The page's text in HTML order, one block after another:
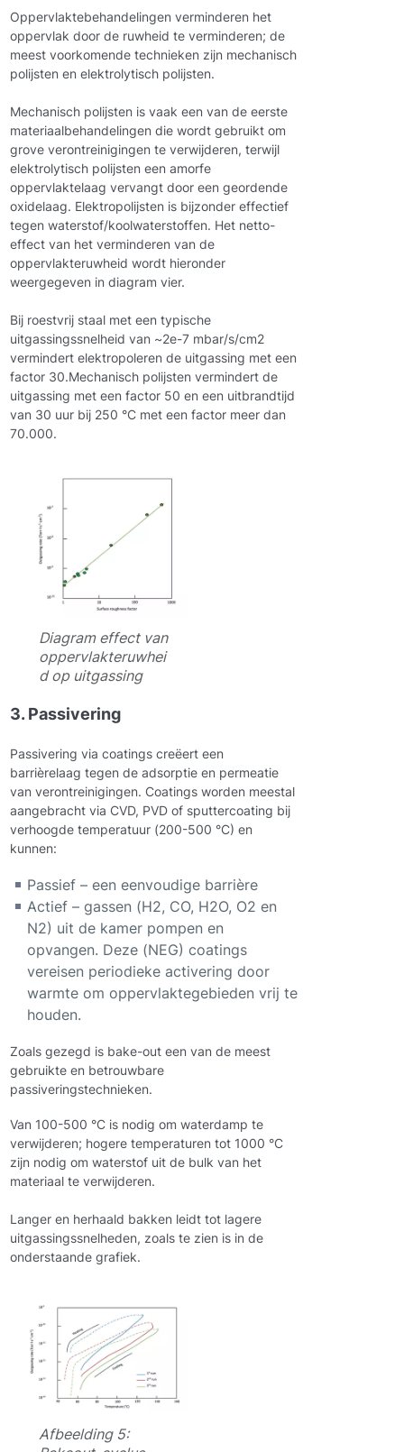
Oppervlaktebehandelingen verminderen het
oppervlak door de ruwheid te verminderen; de
meest voorkomende technieken zijn mechanisch
polijsten en elektrolytisch polijsten.
Mechanisch polijsten is vaak een van de eerste
materiaalbehandelingen die wordt gebruikt om
grove verontreinigingen te verwijderen, terwijl
elektrolytisch polijsten een amorfe
oppervlaktelaag vervangt door een geordende
oxidelaag. Elektropolijsten is bijzonder effectief
tegen waterstof/koolwaterstoffen. Het netto-
effect van het verminderen van de
oppervlakteruwheid wordt hieronder
weergegeven in diagram vier.
Bij roestvrij staal met een typische
uitgassingssnelheid van ~2e-7 mbar/s/cm2
vermindert elektropoleren de uitgassing met een
factor 30.Mechanisch polijsten vermindert de
uitgassing met een factor 50 en een uitbrandtijd
van 30 uur bij 250 °C met een factor meer dan
70.000.
Diagram effect van
oppervlakteruwhei
d op uitgassing
3. Passivering
Passivering via coatings creëert een
barrièrelaag tegen de adsorptie en permeatie
van verontreinigingen. Coatings worden meestal
aangebracht via CVD, PVD of sputtercoating bij
verhoogde temperatuur (200-500 °C) en
kunnen:
Passief – een eenvoudige barrière
Actief – gassen (H2, CO, H2O, O2 en
N2) uit de kamer pompen en
opvangen. Deze (NEG) coatings
vereisen periodieke activering door
warmte om oppervlaktegebieden vrij te
houden.
Zoals gezegd is bake-out een van de meest
gebruikte en betrouwbare
passiveringstechnieken.
Van 100-500 °C is nodig om waterdamp te
verwijderen; hogere temperaturen tot 1000 °C
zijn nodig om waterstof uit de bulk van het
materiaal te verwijderen.
Langer en herhaald bakken leidt tot lagere
uitgassingssnelheden, zoals te zien is in de
onderstaande grafiek.
Afbeelding 5: